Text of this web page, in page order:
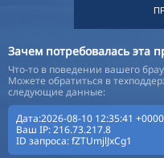
Зачем потребовалась эта
Что-то в поведении вашего
Можете обратиться в
следующие данные:
Дата:2026-08-10 12:35:41 +0000
Ваш IP:216.73.217.8
ID запроса:fZTUmjlJxCg1